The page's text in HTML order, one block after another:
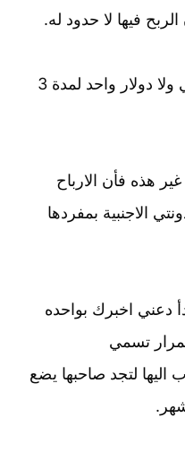
فيها لا حدود له.
في بدايتي لم اربح من مدونتي ولا دولار واحد لمدة 3
هذه فأن الارباح
الاجنبية بمفردها
اخبرك بواحده
تسمي
لتجد صاحبها يضع